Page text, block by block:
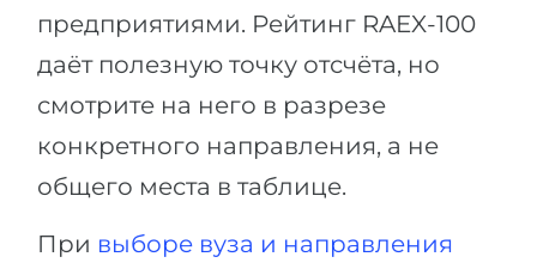
предприятиями. Рейтинг RAEX-100
даёт полезную точку отсчёта, но
смотрите на него в разрезе
конкретного направления, а не
общего места в таблице.
При выборе вуза и направления